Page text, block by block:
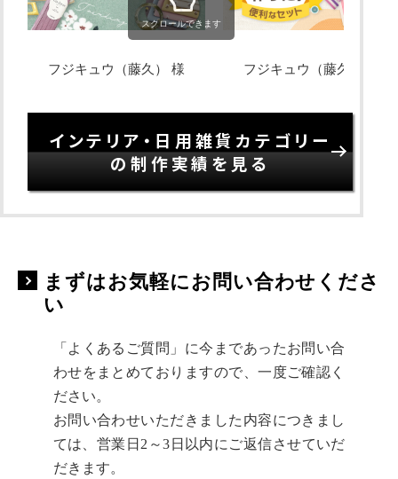
フジキュウ（藤久） 様 フジキュウ（藤久） 様
スクロールできます
インテリア・日用雑貨カテゴリー
の制作実績を見る
まずはお気軽にお問い合わせくださ
い
「よくあるご質問」に今まであったお問い合
わせをまとめておりますので、一度ご確認く
ださい。
お問い合わせいただきました内容につきまし
ては、営業日2～3日以内にご返信させていだ
だきます。